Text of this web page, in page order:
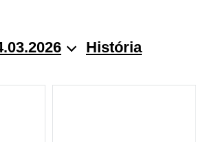
História